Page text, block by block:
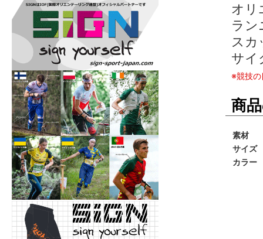
オリ
ラン
スカ
サイ
※競技の
商
素材
サイズ
カラー